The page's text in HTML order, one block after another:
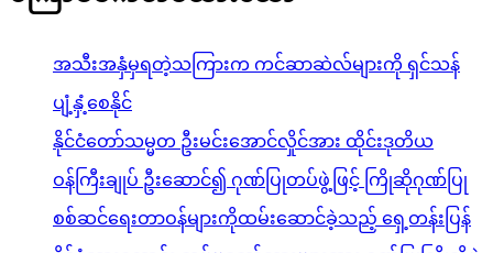
အသီးအနှံမှရတဲ့သကြားက ကင်ဆာဆဲလ်များကို ရှင်သန်
ပျံ့နှံ့စေနိုင်
နိုင်ငံတော်သမ္မတ ဦးမင်းအောင်လှိုင်အား ထိုင်းဒုတိယ
ဝန်ကြီးချုပ် ဦးဆောင်၍ ဂုဏ်ပြုတပ်ဖွဲ့ဖြင့် ကြိုဆိုဂုဏ်ပြု
စစ်ဆင်ရေးတာဝန်များကိုထမ်းဆောင်ခဲ့သည့် ရှေ့တန်းပြန်